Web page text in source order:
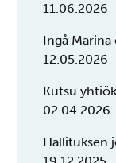
11.06.2026
Ingå
12.05.2026
Kutsu
02.04.2026
Hallituksen